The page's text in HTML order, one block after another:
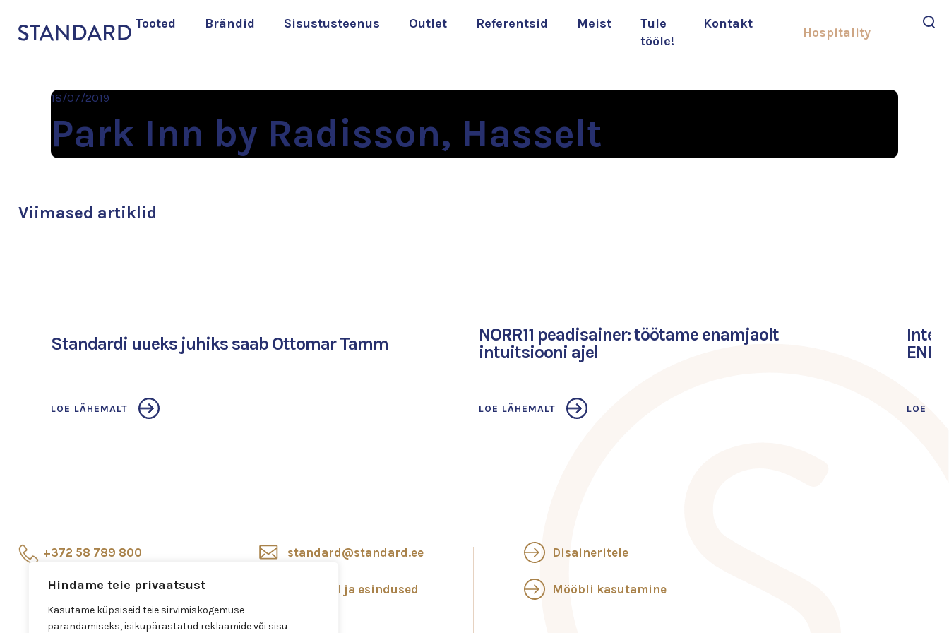
Hindame teie privaatsust
Kasutame küpsiseid teie sirvimiskogemuse
parandamiseks, isikupärastatud reklaamide või sisu
Tooted Brändid Sisustusteenus Outlet Referentsid Meist
Tule
tööle!
Kontakt
Hospitality
18/07/2019
Park Inn by Radisson, Hasselt
Viimased artiklid
Standardi uueks juhiks saab Ottomar Tamm
LOE LÄHEMALT
NORR11 peadisainer: töötame enamjaolt
intuitsiooni ajel
LOE LÄHEMALT LOE
+372 58 789 800
Esindussalong
standard@standard.ee
Salongid ja esindused
Disaineritele
Mööbli kasutamine